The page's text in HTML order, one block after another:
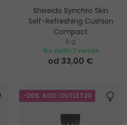
Shiseido Synchro Skin
Self-Refreshing Cushion
Compact
Dugotrajni kompaktni puder
9 g
Na zalihi 2 verzije
od 33,00 €
-20%. KOD: OUTLET20